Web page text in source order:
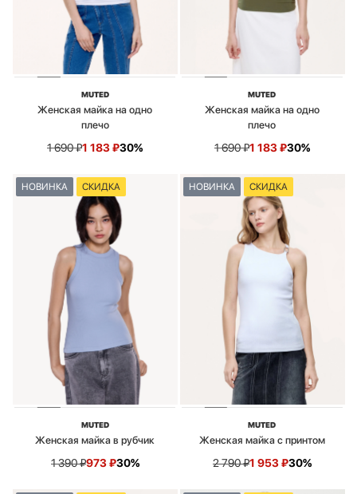
MUTED
Женская майка на одно
плечо
1 690₽1 183₽30%
MUTED
Женская майка на одно
плечо
1 690₽1 183₽30%
НОВИНКА СКИДКА
MUTED
Женская майка в рубчик
1 390₽973₽30%
НОВИНКА СКИДКА
MUTED
Женская майка с принтом
2 790₽1 953₽30%